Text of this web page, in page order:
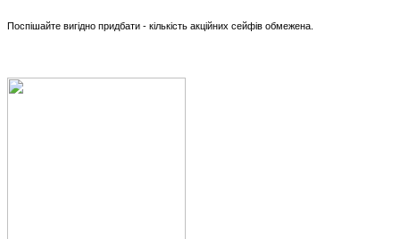
Поспішайте вигідно придбати - кількість акційних сейфів обмежена.